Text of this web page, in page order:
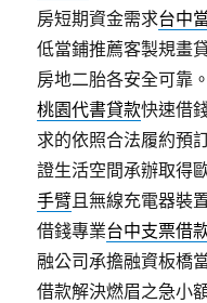
房短期資金需求台中
低當鋪推薦客製規畫
房地二胎各安全可靠
桃園代書貸款快速借
求的依照合法履約預
證生活空間承辦取得
手臂且無線充電器裝
借錢專業台中支票借
融公司承擔融資板橋
借款解決燃眉之急小